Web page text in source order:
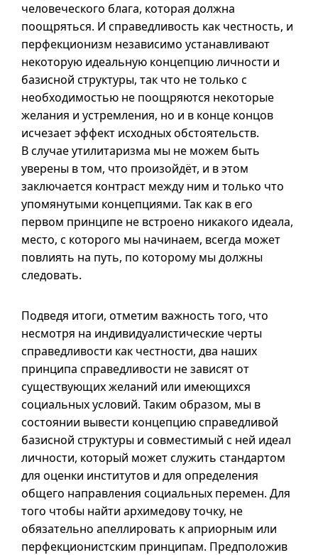
человеческого блага, которая должна
поощряться. И справедливость как честность, и
перфекционизм независимо устанавливают
некоторую идеальную концепцию личности и
базисной структуры, так что не только с
необходимостью не поощряются некоторые
желания и устремления, но и в конце концов
исчезает эффект исходных обстоятельств.
В случае утилитаризма мы не можем быть
уверены в том, что произойдёт, и вэтом
заключается контраст между ним и только что
упомянутыми концепциями. Так как в его
первом принципе не встроено никакого идеала,
место, с которого мы начинаем, всегда может
повлиять на путь, по которому мы должны
следовать.
Подведя итоги, отметим важность того, что
несмотря на индивидуалистические черты
справедливости как честности, два наших
принципа справедливости не зависят от
существующих желаний или имеющихся
социальных условий. Таким образом, мы в
состоянии вывести концепцию справедливой
базисной структуры и совместимый с ней идеал
личности, который может служить стандартом
для оценки институтов и для определения
общего направления социальных перемен. Для
того чтобы найти архимедову точку, не
обязательно апеллировать к априорным или
перфекционистским принципам. Предположив